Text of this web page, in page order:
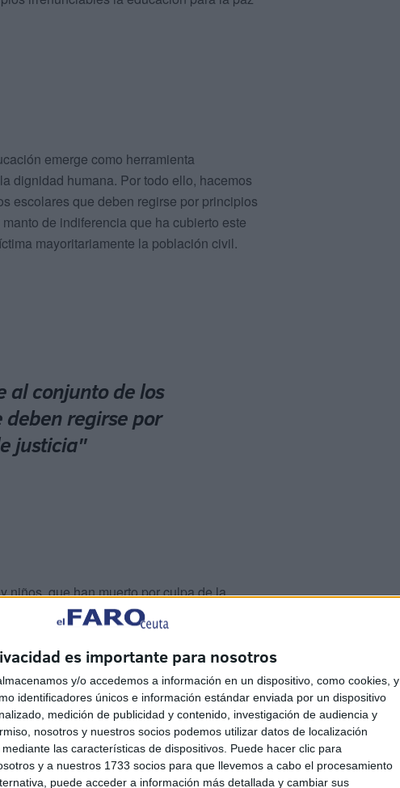
es importante para nosotros
y/o accedemos a información en un dispositivo, como cookies, y
identificadores únicos e información estándar enviada por un dispositivo
medición de publicidad y contenido, investigación de audiencia y
nosotros y nuestros socios podemos utilizar datos de localización
las características de dispositivos. Puede hacer clic para
y a nuestros 1733 socios para que llevemos a cabo el procesamiento
puede acceder a información más detallada y cambiar sus
emerge como herramienta
dignidad humana. Por todo ello, hacemos
escolares que deben regirse por principios
de indiferencia que ha cubierto este
mayoritariamente la población civil.
al conjunto de los
deben regirse por
justicia"
niños, que han muerto por culpa de la
Todos estos crímenes se están
que no nos resulta ajena, y que está
desde hace unos años.